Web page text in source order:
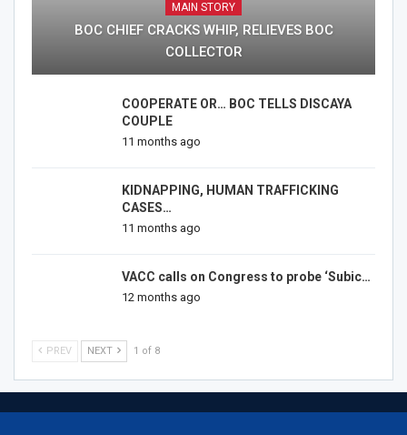
MAIN STORY
BOC CHIEF CRACKS WHIP, RELIEVES BOC
COLLECTOR
COOPERATE OR… BOC TELLS DISCAYA
COUPLE
11 months ago
KIDNAPPING, HUMAN TRAFFICKING
CASES…
11 months ago
VACC calls on Congress to probe ‘Subic…
12 months ago
PREV NEXT 1 of 8